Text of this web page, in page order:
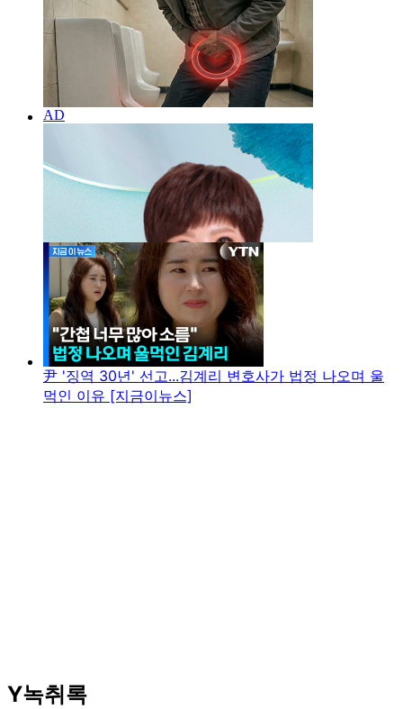
尹 '징역 30년' 선고...김계리 변호사가 법정 나오며 울
먹인 이유 [지금이뉴스]
Y녹취록